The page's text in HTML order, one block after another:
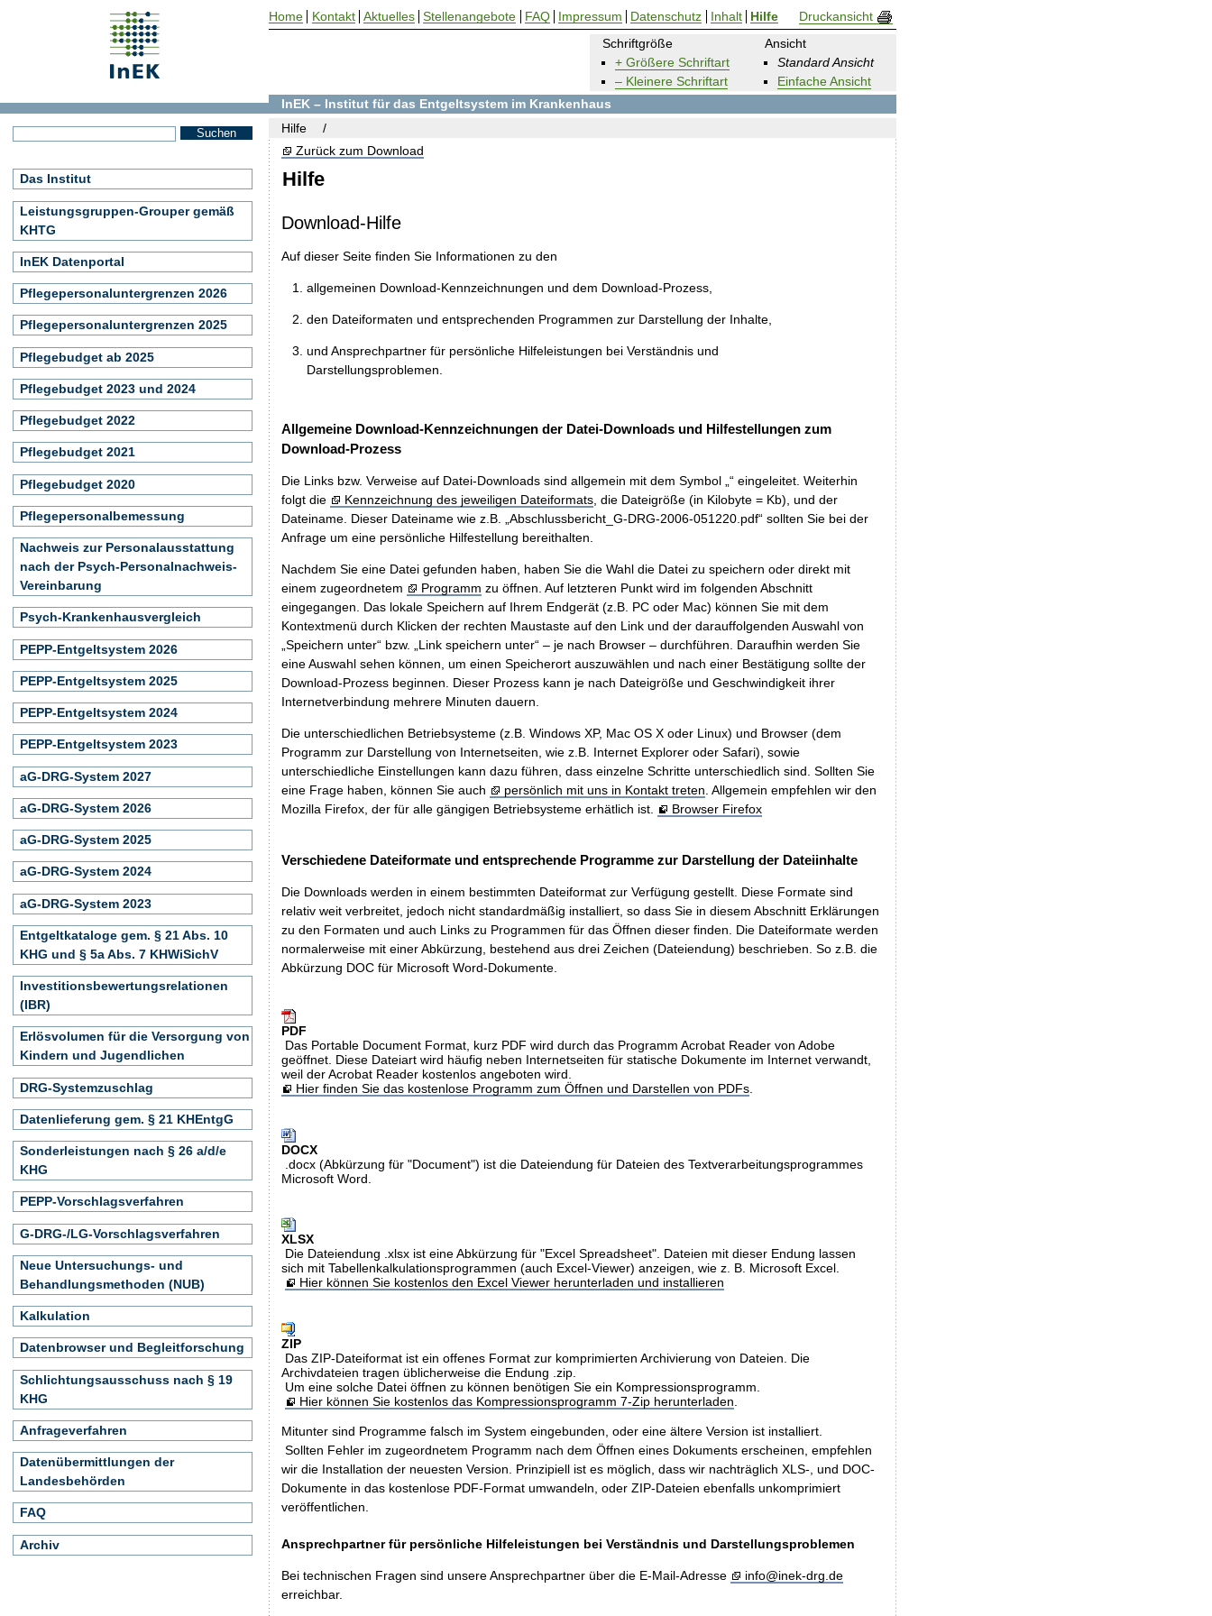
Hilfe
Schriftgröße
+ Größere Schriftart
– Kleinere Schriftart
Ansicht
Standard Ansicht
Einfache Ansicht
Zurück zum Download
Download-Hilfe
Auf dieser Seite finden Sie Informationen zu den
allgemeinen Download-Kennzeichnungen und dem Download-Prozess,
den Dateiformaten und entsprechenden Programmen zur Darstellung der Inhalte,
und Ansprechpartner für persönliche Hilfeleistungen bei Verständnis und
Darstellungsproblemen.
Allgemeine Download-Kennzeichnungen der Datei-Downloads und Hilfestellungen zum
Download-Prozess
Die Links bzw. Verweise auf Datei-Downloads sind allgemein mit dem Symbol „“ eingeleitet. Weiterhin
folgt die
Kennzeichnung des jeweiligen Dateiformats, die Dateigröße (in Kilobyte = Kb), und der
Dateiname. Dieser Dateiname wie z.B. „Abschlussbericht_G-DRG-2006-051220.pdf“ sollten Sie bei der
Anfrage um eine persönliche Hilfestellung bereithalten.
Nachdem Sie eine Datei gefunden haben, haben Sie die Wahl die Datei zu speichern oder direkt mit
einem zugeordnetem
Programm zu öffnen. Auf letzteren Punkt wird im folgenden Abschnitt
eingegangen. Das lokale Speichern auf Ihrem Endgerät (z.B. PC oder Mac) können Sie mit dem
Kontextmenü durch Klicken der rechten Maustaste auf den Link und der darauffolgenden Auswahl von
„Speichern unter“ bzw. „Link speichern unter“ – je nach Browser – durchführen. Daraufhin werden Sie
eine Auswahl sehen können, um einen Speicherort auszuwählen und nach einer Bestätigung sollte der
Download-Prozess beginnen. Dieser Prozess kann je nach Dateigröße und Geschwindigkeit ihrer
Internetverbindung mehrere Minuten dauern.
Die unterschiedlichen Betriebsysteme (z.B. Windows XP, Mac OS X oder Linux) und Browser (dem
Programm zur Darstellung von Internetseiten, wie z.B. Internet Explorer oder Safari), sowie
unterschiedliche Einstellungen kann dazu führen, dass einzelne Schritte unterschiedlich sind. Sollten Sie
eine Frage haben, können Sie auch
persönlich mit uns in Kontakt treten . Allgemein empfehlen wir den
Mozilla Firefox, der für alle gängigen Betriebsysteme erhätlich ist.
Browser Firefox
Verschiedene Dateiformate und entsprechende Programme zur Darstellung der Dateiinhalte
Die Downloads werden in einem bestimmten Dateiformat zur Verfügung gestellt. Diese Formate sind
relativ weit verbreitet, jedoch nicht standardmäßig installiert, so dass Sie in diesem Abschnitt Erklärungen
zu den Formaten und auch Links zu Programmen für das Öffnen dieser finden. Die Dateiformate werden
normalerweise mit einer Abkürzung, bestehend aus drei Zeichen (Dateiendung) beschrieben. So z.B. die
Abkürzung DOC für Microsoft Word-Dokumente.
PDF
Das Portable Document Format, kurz PDF wird durch das Programm Acrobat Reader von Adobe
geöffnet. Diese Dateiart wird häufig neben Internetseiten für statische Dokumente im Internet verwandt,
weil der Acrobat Reader kostenlos angeboten wird.
Hier finden Sie das kostenlose Programm zum Öffnen und Darstellen von PDFs.
DOCX
.docx (Abkürzung für "Document") ist die Dateiendung für Dateien des Textverarbeitungsprogrammes
Microsoft Word.
XLSX
Die Dateiendung .xlsx ist eine Abkürzung für "Excel Spreadsheet". Dateien mit dieser Endung lassen
sich mit Tabellenkalkulationsprogrammen (auch Excel-Viewer) anzeigen, wie z. B. Microsoft Excel.
Hier können Sie kostenlos den Excel Viewer herunterladen und installieren
ZIP
Das ZIP-Dateiformat ist ein offenes Format zur komprimierten Archivierung von Dateien. Die
Archivdateien tragen üblicherweise die Endung .zip.
Um eine solche Datei öffnen zu können benötigen Sie ein Kompressionsprogramm.
Hier können Sie kostenlos das Kompressionsprogramm 7-Zip herunterladen
Mitunter sind Programme falsch im System eingebunden, oder eine ältere Version ist installiert.
Sollten Fehler im zugeordnetem Programm nach dem Öffnen eines Dokuments erscheinen, empfehlen
wir die Installation der neuesten Version. Prinzipiell ist es möglich, dass wir nachträglich XLS-, und DOC-
Dokumente in das kostenlose PDF-Format umwandeln, oder ZIP-Dateien ebenfalls unkomprimiert
veröffentlichen.
Ansprechpartner für persönliche Hilfeleistungen bei Verständnis und Darstellungsproblemen
Bei technischen Fragen sind unsere Ansprechpartner über die E-Mail-Adresse
info@inek-drg.de
erreichbar.
InEK – Institut für das Entgeltsystem im Krankenhaus
Hilfe
Das Institut
Leistungsgruppen-Grouper gemäß
KHTG
InEK Datenportal
Pflegepersonaluntergrenzen 2026
Pflegepersonaluntergrenzen 2025
Pflegebudget ab 2025
Pflegebudget 2023 und 2024
Pflegebudget 2022
Pflegebudget 2021
Pflegebudget 2020
Pflegepersonalbemessung
Nachweis zur Personalausstattung
nach der Psych-Personalnachweis-
Vereinbarung
Psych-Krankenhausvergleich
PEPP-Entgeltsystem 2026
PEPP-Entgeltsystem 2025
PEPP-Entgeltsystem 2024
PEPP-Entgeltsystem 2023
aG-DRG-System 2027
aG-DRG-System 2026
aG-DRG-System 2025
aG-DRG-System 2024
aG-DRG-System 2023
Entgeltkataloge gem. § 21 Abs. 10
KHG und § 5a Abs. 7 KHWiSichV
Investitionsbewertungsrelationen
(IBR)
Erlösvolumen für die Versorgung von
Kindern und Jugendlichen
DRG-Systemzuschlag
Datenlieferung gem. § 21 KHEntgG
Sonderleistungen nach § 26 a/d/e
KHG
PEPP-Vorschlagsverfahren
G-DRG-/LG-Vorschlagsverfahren
Neue Untersuchungs- und
Behandlungsmethoden (NUB)
Kalkulation
Datenbrowser und Begleitforschung
Schlichtungsausschuss nach § 19
KHG
Anfrageverfahren
Datenübermittlungen der
Landesbehörden
FAQ
Archiv
Home Kontakt Aktuelles Stellenangebote FAQ Impressum Datenschutz Inhalt Hilfe Druckansicht